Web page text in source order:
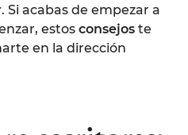
. Si acabas de empezar a
estos consejos te
en la dirección